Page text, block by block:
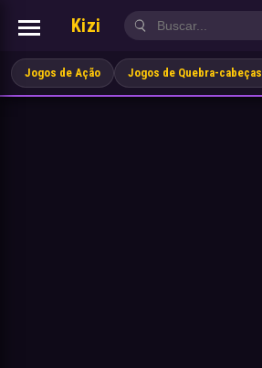
Kizi
Jogos de Ação Jogos de Quebra-cabeças